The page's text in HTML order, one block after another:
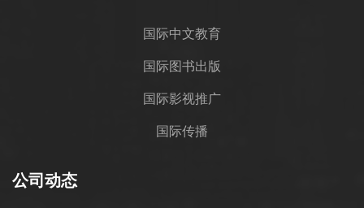
国际中文教育
国际图书出版
国际影视推广
国际传播
公司动态